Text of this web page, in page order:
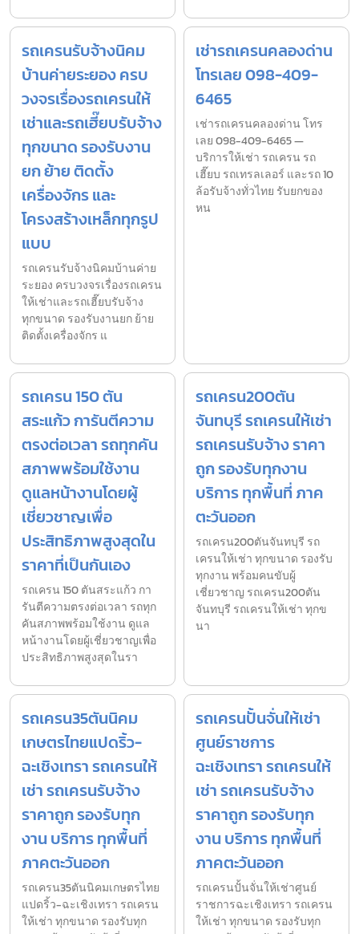
รถเครนรับจ้างนิคม
บ้านค่ายระยอง ครบ
วงจรเรื่องรถเครนให้
เช่าและรถเฮี๊ยบรับจ้าง
ทุกขนาด รองรับงาน
ยก ย้าย ติดตั้ง
เครื่องจักร และ
โครงสร้างเหล็กทุกรูป
แบบ
รถเครนรับจ้างนิคมบ้านค่าย
ระยอง ครบวงจรเรื่องรถเครน
ให้เช่าและรถเฮี๊ยบรับจ้าง
ทุกขนาด รองรับงานยก ย้าย
ติดตั้งเครื่องจักร แ
เช่ารถเครนคลองด่าน
โทรเลย 098-409-
6465
เช่ารถเครนคลองด่าน โทร
เลย 098-409-6465 —
บริการให้เช่า รถเครน รถ
เฮี๊ยบ รถเทรลเลอร์ และรถ 10
ล้อรับจ้างทั่วไทย รับยกของ
หน
รถเครน 150 ตัน
สระแก้ว การันตีความ
ตรงต่อเวลา รถทุกคัน
สภาพพร้อมใช้งาน
ดูแลหน้างานโดยผู้
เชี่ยวชาญเพื่อ
ประสิทธิภาพสูงสุดใน
ราคาที่เป็นกันเอง
รถเครน 150 ตันสระแก้ว กา
รันตีความตรงต่อเวลา รถทุก
คันสภาพพร้อมใช้งาน ดูแล
หน้างานโดยผู้เชี่ยวชาญเพื่อ
ประสิทธิภาพสูงสุดในรา
รถเครน200ตัน
จันทบุรี รถเครนให้เช่า
รถเครนรับจ้าง ราคา
ถูก รองรับทุกงาน
บริการ ทุกพื้นที่ ภาค
ตะวันออก
รถเครน200ตันจันทบุรี รถ
เครนให้เช่า ทุกขนาด รองรับ
ทุกงาน พร้อมคนขับผู้
เชี่ยวชาญ รถเครน200ตัน
จันทบุรี รถเครนให้เช่า ทุกข
นา
รถเครน35ตันนิคม
เกษตรไทยแปดริ้ว-
ฉะเชิงเทรา รถเครนให้
เช่า รถเครนรับจ้าง
ราคาถูก รองรับทุก
งาน บริการ ทุกพื้นที่
ภาคตะวันออก
รถเครน35ตันนิคมเกษตรไทย
แปดริ้ว-ฉะเชิงเทรา รถเครน
ให้เช่า ทุกขนาด รองรับทุก
รถเครนปั้นจั่นให้เช่า
ศูนย์ราชการ
ฉะเชิงเทรา รถเครนให้
เช่า รถเครนรับจ้าง
ราคาถูก รองรับทุก
งาน บริการ ทุกพื้นที่
ภาคตะวันออก
รถเครนปั้นจั่นให้เช่าศูนย์
ราชการฉะเชิงเทรา รถเครน
ให้เช่า ทุกขนาด รองรับทุก